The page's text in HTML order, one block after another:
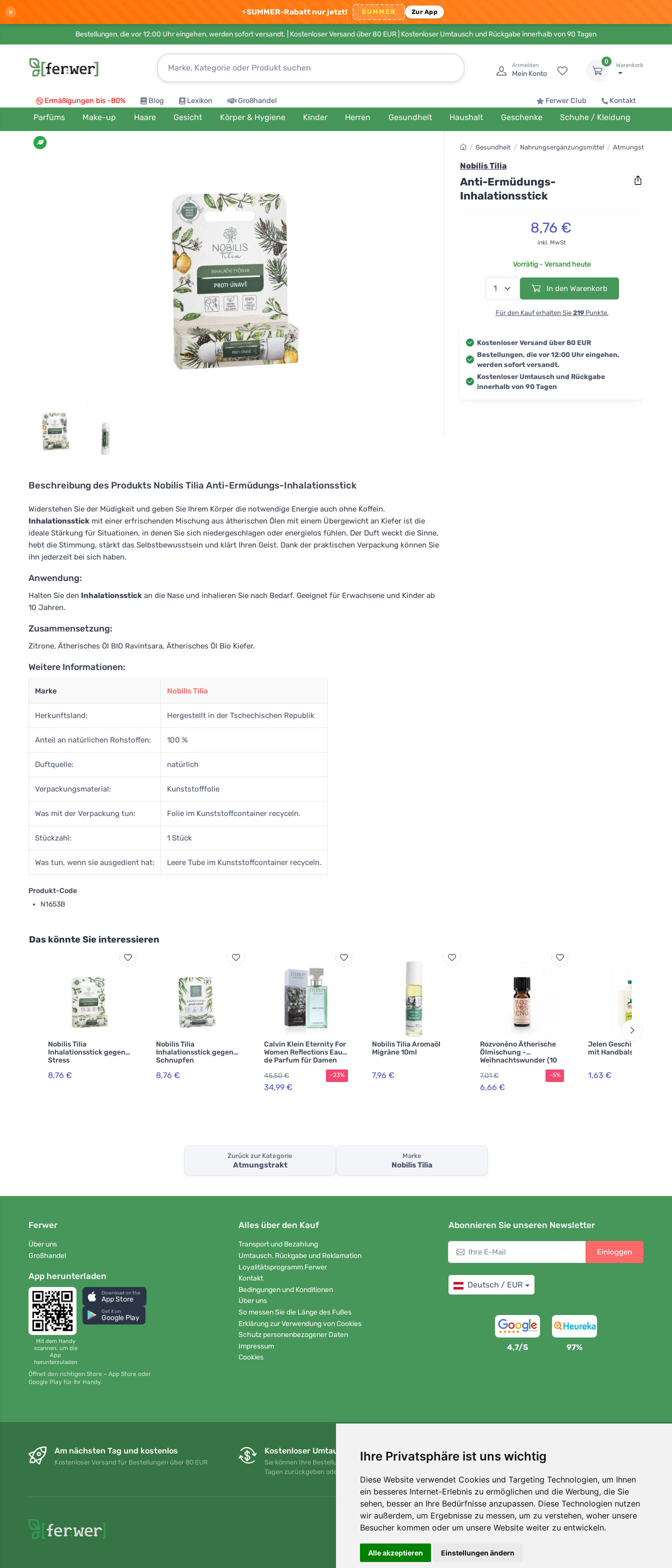
Ihre Privatsphäre ist uns wichtig
Diese Website verwendet Cookies und Targeting Technologien, um Ihnen
ein besseres Internet-Erlebnis zu ermöglichen und die Werbung, die Sie
sehen, besser an Ihre Bedürfnisse anzupassen. Diese Technologien nutzen
wir außerdem, um Ergebnisse zu messen, um zu verstehen, woher unsere
Besucher kommen oder um unsere Website weiter zu entwickeln.
Alle akzeptieren Einstellungen ändern
× ⚡SUMMER-Rabatt nur jetzt! SUMMER Zur App
Bestellungen, die vor 12:00 Uhr eingehen, werden sofort versandt. | Kostenloser Versand über 80 EUR | Kostenloser Umtausch und Rückgabe innerhalb von 90 Tagen
Anmelden
Mein Konto
0
Warenkorb
Ermäßigungen bis -80% Blog Lexikon Großhandel Ferwer Club Kontakt
Parfüms Make-up Haare Gesicht Körper & Hygiene Kinder Herren Gesundheit Haushalt Geschenke Schuhe / Kleidung
Beschreibung des Produkts Nobilis Tilia Anti-Ermüdungs-Inhalationsstick
Widerstehen Sie der Müdigkeit und geben Sie Ihrem Körper die notwendige Energie auch ohne Koffein.
Inhalationsstick mit einer erfrischenden Mischung aus ätherischen Ölen mit einem Übergewicht an Kiefer ist die
ideale Stärkung für Situationen, in denen Sie sich niedergeschlagen oder energielos fühlen. Der Duft weckt die Sinne,
hebt die Stimmung, stärkt das Selbstbewusstsein und klärt Ihren Geist. Dank der praktischen Verpackung können Sie
ihn jederzeit bei sich haben.
Anwendung:
Halten Sie den Inhalationsstick an die Nase und inhalieren Sie nach Bedarf. Geeignet für Erwachsene und Kinder ab
10 Jahren.
Zusammensetzung:
Zitrone, Ätherisches Öl BIO Ravintsara, Ätherisches Öl Bio Kiefer.
Weitere Informationen:
Marke Nobilis Tilia
Herkunftsland: Hergestellt in der Tschechischen Republik
Anteil an natürlichen Rohstoffen: 100 %
Duftquelle: natürlich
Verpackungsmaterial: Kunststofffolie
Was mit der Verpackung tun: Folie im Kunststoffcontainer recyceln.
Stückzahl: 1 Stück
Was tun, wenn sie ausgedient hat: Leere Tube im Kunststoffcontainer recyceln.
Produkt-Code
N1653B
/ Gesundheit / Nahrungsergänzungsmittel / Atmungstrakt
Nobilis Tilia
Anti-Ermüdungs-
Inhalationsstick
8,76 €
inkl. MwSt
Vorrätig - Versand heute
In den Warenkorb
Für den Kauf erhalten Sie 219Punkte.
Kostenloser Versand über 80 EUR
Bestellungen, die vor 12:00 Uhr eingehen,
werden sofort versandt.
Kostenloser Umtausch und Rückgabe
innerhalb von 90 Tagen
Das könnte Sie interessieren
Nobilis Tilia
Inhalationsstick gegen
Stress
8,76 €
Nobilis Tilia
Inhalationsstick gegen
Schnupfen
8,76 €
Calvin Klein Eternity For
Women Reflections Eau
de Parfum für Damen
45,50 €
34,99 €
-23%
Nobilis Tilia Aromaöl
Migräne 10ml
7,96 €
Rozvoněno Ätherische
Ölmischung -
Weihnachtswunder (10
ml) - mit
Lebkuchengewürzen
7,01 €
6,66 €
-5%
Jelen Geschirrspülfarn
mit Handbalsam
1,63 €
Zurück zur Kategorie
Atmungstrakt
Marke
Nobilis Tilia
Ferwer
Über uns
Großhandel
App herunterladen
Mit dem Handy
scannen, um die
App
herunterzuladen
Download on the
App Store
Get it on
Google Play
Öffnet den richtigen Store – App Store oder
Google Play für Ihr Handy.
Alles über den Kauf
Transport und Bezahlung
Umtausch, Rückgabe und Reklamation
Loyalitätsprogramm Ferwer
Kontakt
Bedingungen und Konditionen
Über uns
So messen Sie die Länge des Fußes
Erklärung zur Verwendung von Cookies
Schutz personenbezogener Daten
Impressum
Cookies
Abonnieren Sie unseren Newsletter
Einloggen
Deutsch / EUR
4,7/5 97%
Am nächsten Tag und kostenlos
Kostenloser Versand für Bestellungen über 80 EUR
Kostenloser Umtausch und Rückgabe
Sie können Ihre Bestellung jederzeit innerhalb von 90
Tagen zurückgeben oder umtauschen.
Wir unterstützen Trees.org
Für jede Bestellung pflanzen wir einen Baum! Mehr